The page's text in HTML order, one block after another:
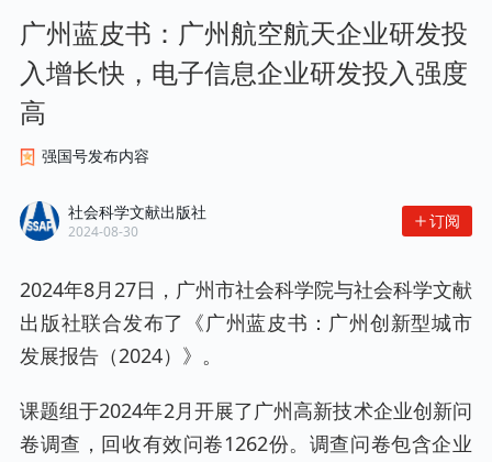
广州蓝皮书：广州航空航天企业研发投
入增长快，电子信息企业研发投入强度
高
强国号发布内容
社会科学文献出版社
2024-08-30
订阅
2024年8月27日，广州市社会科学院与社会科学文献
出版社联合发布了《广州蓝皮书：广州创新型城市
发展报告（2024）》。
课题组于2024年2月开展了广州高新技术企业创新问
卷调查，回收有效问卷1262份。调查问卷包含企业